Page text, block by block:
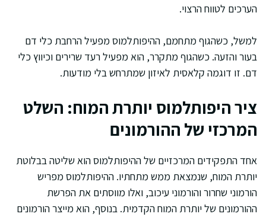
הערכים לטווח הרצוי.
למשל, כשהגוף מתחמם, ההיפותלמוס מפעיל הרחבת כלי דם
בעור והזעה. כשהגוף מתקרר, הוא מפעיל רעד שרירים וכיווץ כלי
דם. זו דוגמה קלאסית לאיזון שמתרחש בלי מודעות.
ציר היפותלמוס יותרת המוח: השלט
המרכזי של ההורמונים
אחד התפקידים המרכזיים של ההיפותלמוס הוא שליטה בבלוטת
יותרת המוח, שנמצאת ממש מתחתיו. ההיפותלמוס מפריש
הורמוני שחרור והורמוני עיכוב, ואלו מווסתים את הפרשת
ההורמונים של יותרת המוח הקדמית. בנוסף, הוא מייצר הורמונים